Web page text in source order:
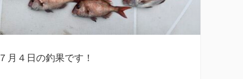
７月４日の釣果です！